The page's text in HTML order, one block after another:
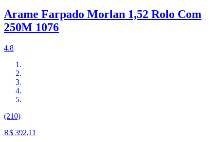
Arame Farpado Morlan 1,52 Rolo Com
250M 1076
4.8
(210)
R$ 392,11